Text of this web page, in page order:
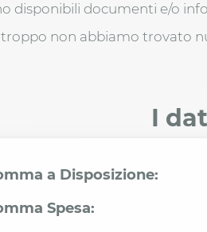
disponibili documenti e/o
non abbiamo trovato
I
a Disposizione:
Spesa: